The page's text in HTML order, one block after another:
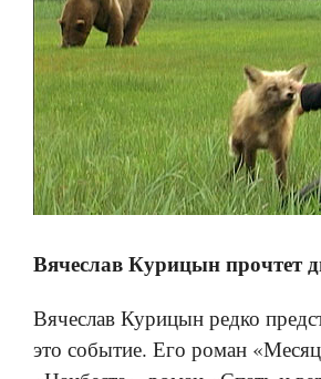
Вячеслав Курицын прочтет
Вячеслав Курицын редко
это событие. Его роман